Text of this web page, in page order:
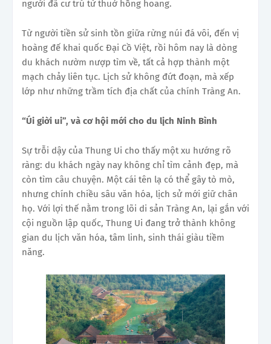
người đã cư trú từ thuở hồng hoang.
Từ người tiền sử sinh tồn giữa rừng núi đá vôi, đến vị
hoàng đế khai quốc Đại Cồ Việt, rồi hôm nay là dòng
du khách nườm nượp tìm về, tất cả hợp thành một
mạch chảy liên tục. Lịch sử không đứt đoạn, mà xếp
lớp như những trầm tích địa chất của chính Tràng An.
“Úi giời ui”, và cơ hội mới cho du lịch Ninh Bình
Sự trỗi dậy của Thung Ui cho thấy một xu hướng rõ
ràng: du khách ngày nay không chỉ tìm cảnh đẹp, mà
còn tìm câu chuyện. Một cái tên lạ có thể gây tò mò,
nhưng chính chiều sâu văn hóa, lịch sử mới giữ chân
họ. Với lợi thế nằm trong lõi di sản Tràng An, lại gắn với
cội nguồn lập quốc, Thung Ui đang trở thành không
gian du lịch văn hóa, tâm linh, sinh thái giàu tiềm
năng.